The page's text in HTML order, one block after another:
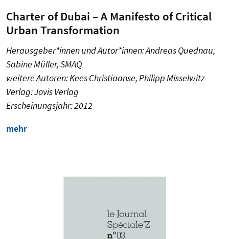
Charter of Dubai – A Manifesto of Critical
Urban Transformation
Herausgeber*innen und Autor*innen: Andreas Quednau,
Sabine Müller, SMAQ
weitere Autoren: Kees Christiaanse, Philipp Misselwitz
Verlag: Jovis Verlag
Erscheinungsjahr: 2012
mehr